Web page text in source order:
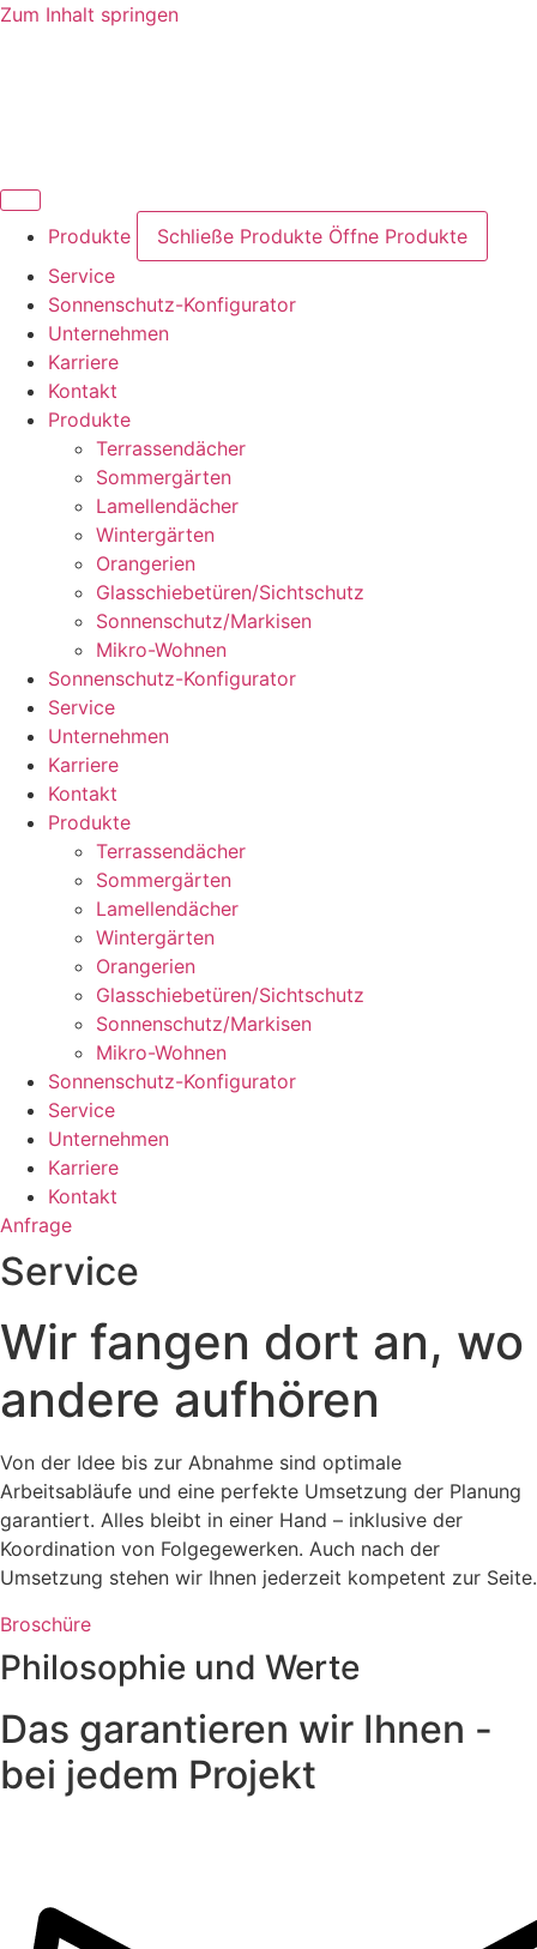
Zum Inhalt springen
Produkte Schließe Produkte Öffne Produkte
Terrassendächer
Sommergärten
Lamellendächer
Wintergärten
Orangerien
Glasschiebetüren / Sichtschutz
Sonnenschutz/­Markisen
Mikro-Wohnen – Coming Soon
Service
Sonnenschutz-Konfigurator
Unternehmen
Karriere
Kontakt
Produkte
Terrassendächer
Sommergärten
Lamellendächer
Wintergärten
Orangerien
Glasschiebetüren/Sichtschutz
Sonnenschutz/Markisen
Mikro-Wohnen
Sonnenschutz-Konfigurator
Service
Unternehmen
Karriere
Kontakt
Produkte
Terrassendächer
Sommergärten
Lamellendächer
Wintergärten
Orangerien
Glasschiebetüren/Sichtschutz
Sonnenschutz/Markisen
Mikro-Wohnen
Sonnenschutz-Konfigurator
Service
Unternehmen
Karriere
Kontakt
Anfrage
Service
Wir fangen dort an, wo
andere aufhören
Von der Idee bis zur Abnahme sind optimale
Arbeitsabläufe und eine perfekte Umsetzung der Planung
garantiert. Alles bleibt in einer Hand – inklusive der
Koordination von Folgegewerken. Auch nach der
Umsetzung stehen wir Ihnen jederzeit kompetent zur Seite.
Broschüre
Philosophie und Werte
Das garantieren wir Ihnen -
bei jedem Projekt